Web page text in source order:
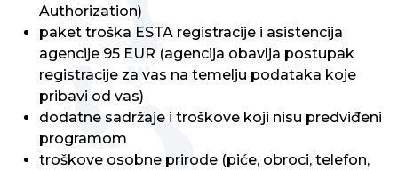
Authorization)
paket troška ESTA registracije i asistencija
agencije 95 EUR (agencija obavlja postupak
registracije za vas na temelju podataka koje
pribavi od vas)
dodatne sadržaje i troškove koji nisu predviđeni
programom
troškove osobne prirode (piće, obroci, telefon,